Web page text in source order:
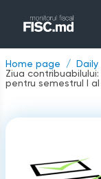
Home page Daily
Ziua
pentru semestrul I